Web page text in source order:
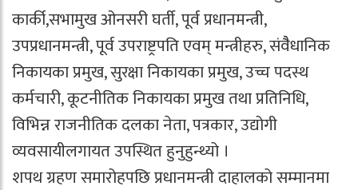
कार्की,सभामुख ओनसरी घर्ती, पूर्व प्रधानमन्त्री,
उपप्रधानमन्त्री, पूर्व उपराष्ट्रपति एवम् मन्त्रीहरु, संवैैधानिक
निकायका प्रमुख, सुरक्षा निकायका प्रमुख, उच्च पदस्थ
कर्मचारी, कूटनीतिक निकायका प्रमुख तथा प्रतिनिधि,
विभिन्न राजनीतिक दलका नेता, पत्रकार, उद्योगी
व्यवसायीलगायत उपस्थित हुनुहुन्थ्यो ।
शपथ ग्रहण समारोहपछि प्रधानमन्त्री दाहालको सम्मानमा